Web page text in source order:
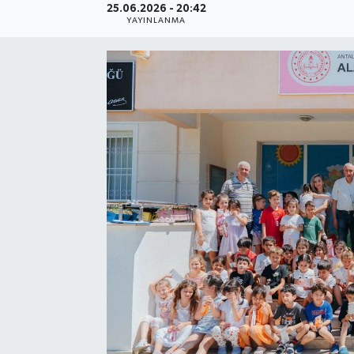
25.06.2026 - 20:42
YAYINLANMA